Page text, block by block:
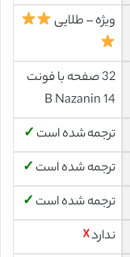
ویژه – طلایی
32 صفحه با فونت
14 B Nazanin
ترجمه شده است ✓
ترجمه شده است ✓
ترجمه شده است ✓
ندارد☓